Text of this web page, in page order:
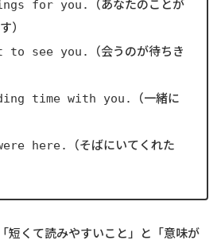
for you.
（あなたのことが
）
see you.
（会うのが待ちき
time with you.
（一緒に
here.
（そばにいてくれた
短くて読みやすいこと」と「意味が